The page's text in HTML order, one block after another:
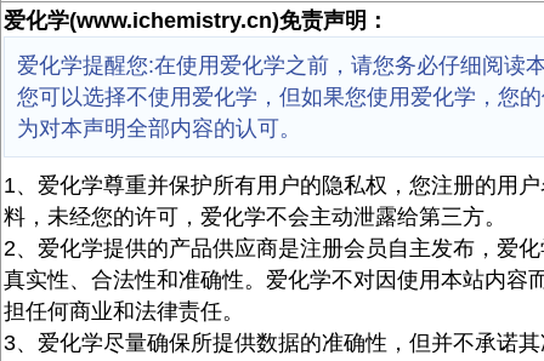
爱化学(www.ichemistry.cn)免责声明：
爱化学提醒您:在使用爱化学之前，请您务必仔细阅读
您可以选择不使用爱化学，但如果您使用爱化学，您
为对本声明全部内容的认可。
1、爱化学尊重并保护所有用户的隐私权，您注册的用
料，未经您的许可，爱化学不会主动泄露给第三方。
2、爱化学提供的产品供应商是注册会员自主发布，爱
真实性、合法性和准确性。爱化学不对因使用本站内容
担任何商业和法律责任。
3、爱化学尽量确保所提供数据的准确性，但并不承诺